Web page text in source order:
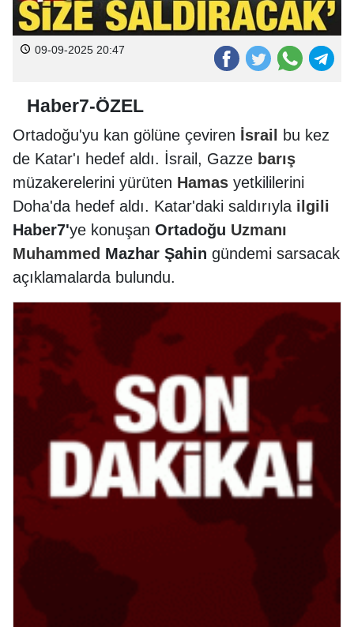
09-09-2025 20:47
Haber7-ÖZEL
Ortadoğu'yu kan gölüne çeviren İsrail
bu kez
de Katar'ı hedef aldı. İsrail, Gazze barış
müzakerelerini yürüten Hamas yetkililerini
Doha'da hedef aldı. Katar'daki saldırıyla ilgili
Haber7'ye konuşan Ortadoğu Uzmanı
Muhammed Mazhar Şahin gündemi sarsacak
açıklamalarda bulundu.